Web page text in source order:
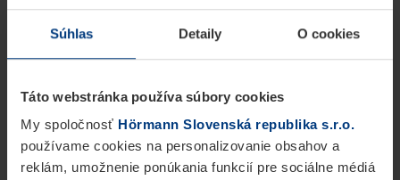
Súhlas Detaily O cookies
Táto webstránka používa súbory cookies
My spoločnosť Hörmann Slovenská republika s.r.o.
používame cookies na personalizovanie obsahov a
reklám, umožnenie ponúkania funkcií pre sociálne médiá